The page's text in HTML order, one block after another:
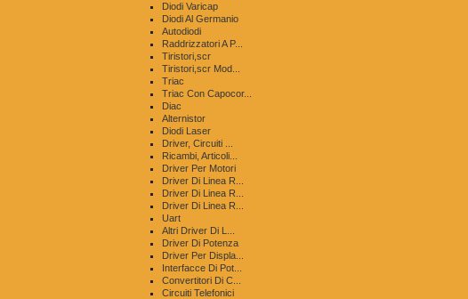
Diodi Varicap
Diodi Al Germanio
Autodiodi
Raddrizzatori A P...
Tiristori,scr
Tiristori,scr Mod...
Triac
Triac Con Capocor...
Diac
Alternistor
Diodi Laser
Driver, Circuiti ...
Ricambi, Articoli...
Driver Per Motori
Driver Di Linea R...
Driver Di Linea R...
Driver Di Linea R...
Uart
Altri Driver Di L...
Driver Di Potenza
Driver Per Displa...
Interfacce Di Pot...
Convertitori Di C...
Circuiti Telefonici